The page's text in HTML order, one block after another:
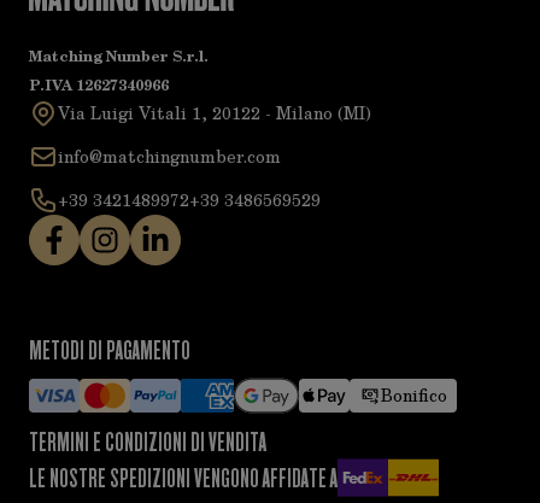
Matching Number S.r.l.
P.IVA 12627340966
Via Luigi Vitali 1, 20122 - Milano (MI)
info@matchingnumber.com
+39 3421489972+39 3486569529
METODI DI PAGAMENTO
Bonifico
TERMINI E CONDIZIONI DI VENDITA
LE NOSTRE SPEDIZIONI VENGONO AFFIDATE A